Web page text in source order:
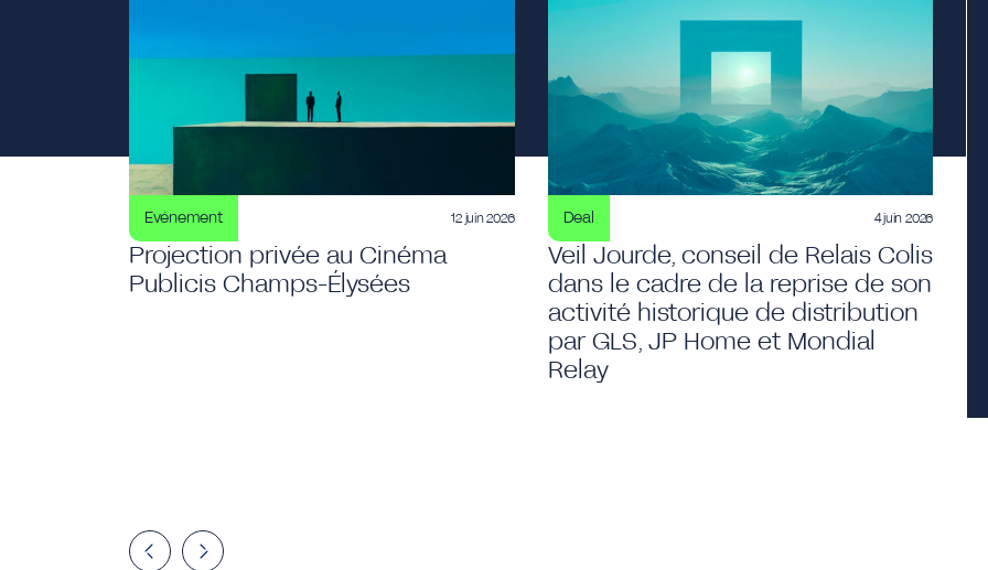
Evénement 12 juin 2026
Projection privée au Cinéma
Publicis Champs-Élysées
Deal 4 juin 2026
Veil Jourde, conseil de Relais Colis
dans le cadre de la reprise de son
activité historique de distribution
par GLS, JP Home et Mondial
Relay